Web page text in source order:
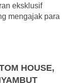
eksklusif
mengajak para
HOUSE,